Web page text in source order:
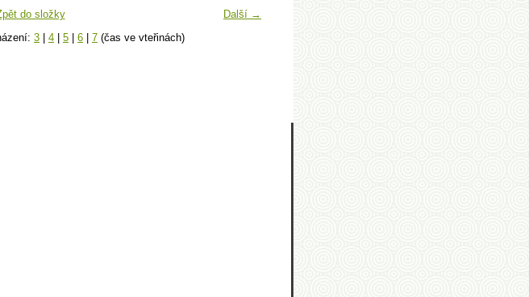
Další →
do složky
3 4 5 6 7 (čas ve vteřinách)